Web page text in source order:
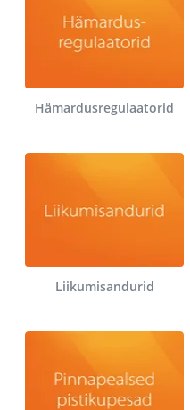
Hämardusregulaatorid
Liikumisandurid